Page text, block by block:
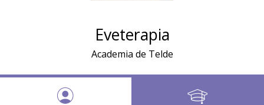
Eveterapia
Academia de Telde